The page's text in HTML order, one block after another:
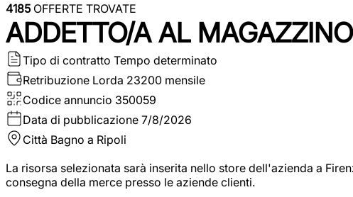
4185OFFERTE TROVATE
ADDETTO/A AL
Tipo di contratto Tempo determinato
Retribuzione Lorda 23200 mensile
Codice annuncio 350059
Data di pubblicazione 7/8/2026
Città Bagno a Ripoli
La risorsa selezionata sarà inserita nello store dell'azienda a
consegna della merce presso le aziende clienti.